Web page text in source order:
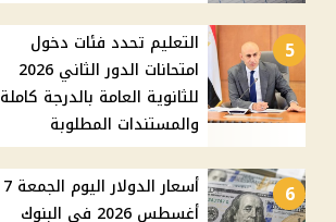
5
التعليم تحدد فئات دخول
امتحانات الدور الثاني 2026
للثانوية العامة بالدرجة كاملة
والمستندات المطلوبة
6
أسعار الدولار اليوم الجمعة 7
أغسطس 2026 في البنوك